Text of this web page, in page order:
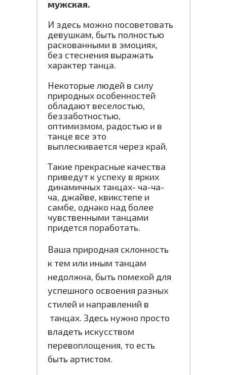
мужская.
И здесь можно посоветовать
девушкам, быть полностью
раскованными в эмоциях,
без стеснения выражать
характер танца.
Некоторые людей в силу
природных особенностей
обладают веселостью,
беззаботностью,
оптимизмом, радостью и в
танце все это
выплескивается через край.
Такие прекрасные качества
приведут к успеху в ярких
динамичных танцах- ча-ча-
ча, джайве, квикстепе и
самбе, однако над более
чувственными танцами
придется поработать.
Ваша природная склонность
к тем или иным танцам
недолжна, быть помехой для
успешного освоения разных
стилей и направлений в
танцах. Здесь нужно просто
владеть искусством
перевоплощения, то есть
быть артистом.